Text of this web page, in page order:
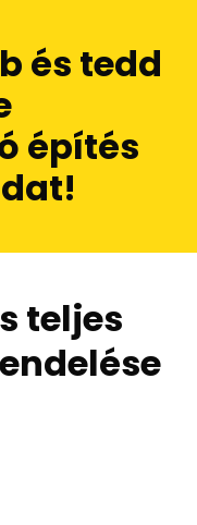
és tedd
építés
teljes